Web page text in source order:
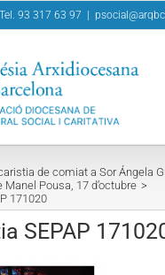
Tel. 93 317 63 97
de comiat a Sor Ángela
Manel Pousa, 17 d’octubre
171020
SEPAP